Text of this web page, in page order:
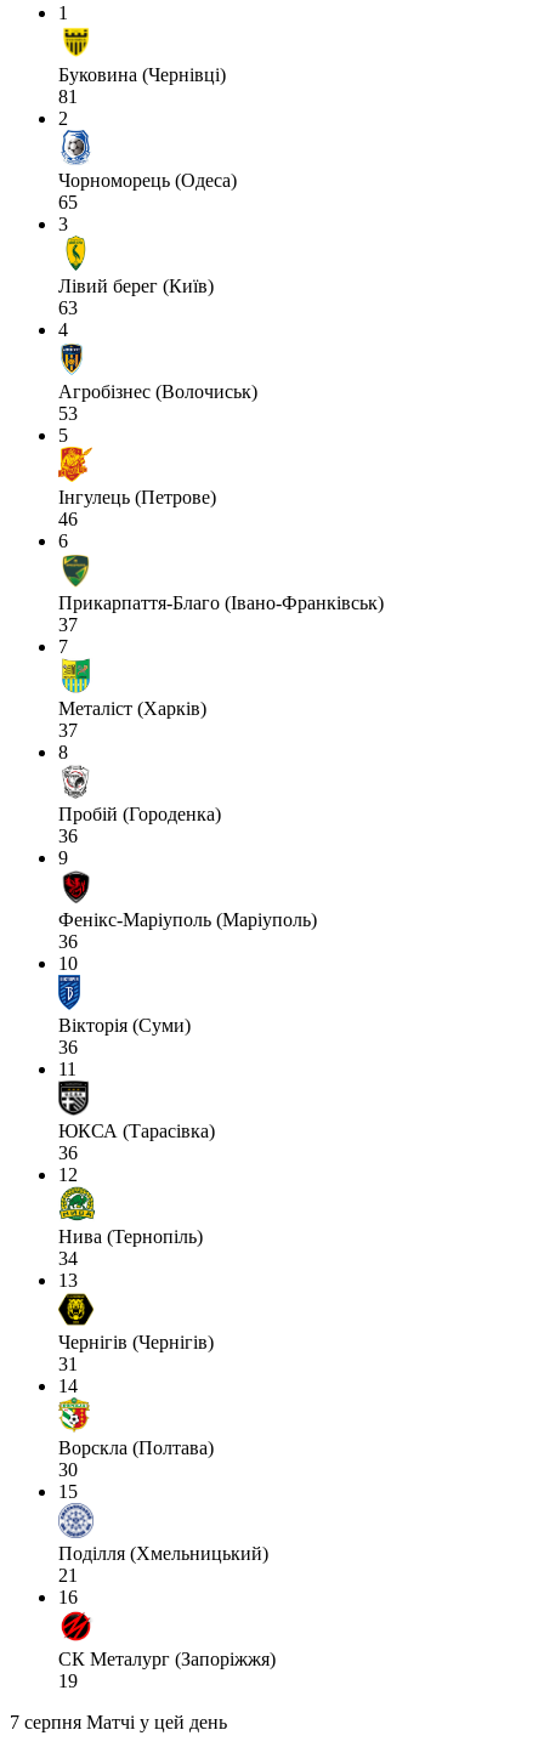
1
Буковина (Чернівці)
81
2
Чорноморець (Одеса)
65
3
Лівий берег (Київ)
63
4
Агробізнес (Волочиськ)
53
5
Інгулець (Петрове)
46
6
Прикарпаття-Благо (Івано-Франківськ)
37
7
Металіст (Харків)
37
8
Пробій (Городенка)
36
9
Фенікс-Маріуполь (Маріуполь)
36
10
Вікторія (Суми)
36
11
ЮКСА (Тарасівка)
36
12
Нива (Тернопіль)
34
13
Чернігів (Чернігів)
31
14
Ворскла (Полтава)
30
15
Поділля (Хмельницький)
21
16
СК Металург (Запоріжжя)
19
7 серпня Матчі у цей день